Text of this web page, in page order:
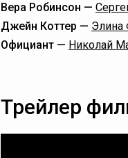
Вера Робинсон —
Джейн Коттер — Элина
Официант — Николай
Трейлер